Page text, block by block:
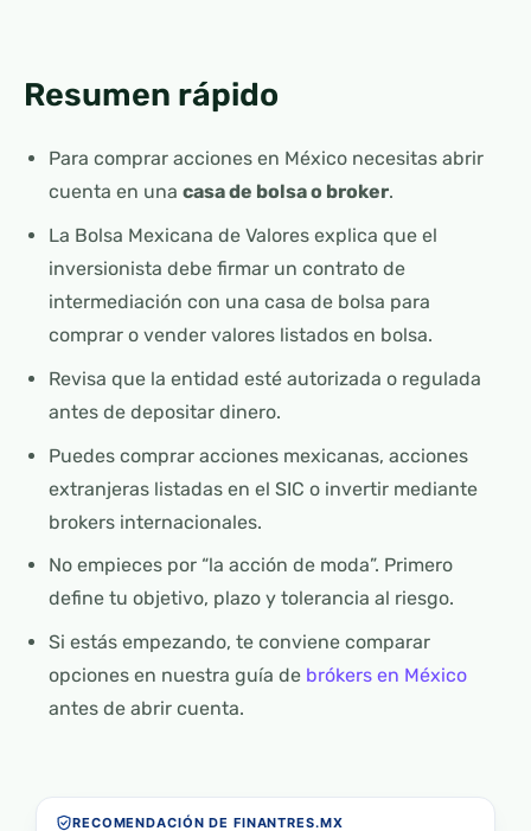
Resumen rápido
Para comprar acciones en México necesitas abrir
cuenta en una casa de bolsa o broker.
La Bolsa Mexicana de Valores explica que el
inversionista debe firmar un contrato de
intermediación con una casa de bolsa para
comprar o vender valores listados en bolsa.
Revisa que la entidad esté autorizada o regulada
antes de depositar dinero.
Puedes comprar acciones mexicanas, acciones
extranjeras listadas en el SIC o invertir mediante
brokers internacionales.
No empieces por “la acción de moda”. Primero
define tu objetivo, plazo y tolerancia al riesgo.
Si estás empezando, te conviene comparar
opciones en nuestra guía de brókers en México
antes de abrir cuenta.
RECOMENDACIÓN DE FINANTRES.MX